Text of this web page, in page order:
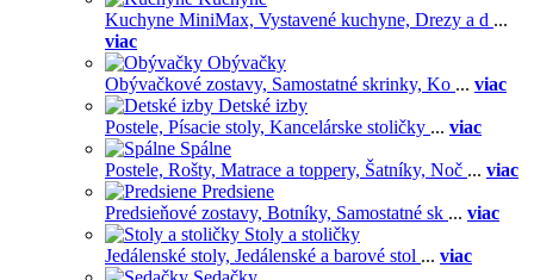
Kuchyne MiniMax, Vystavené kuchyne, Drezy a d ...
viac
Obývačky
Obývačkové zostavy, Samostatné skrinky, Ko ... viac
Detské izby
Postele, Písacie stoly, Kancelárske stoličky ... viac
Spálne
Postele, Rošty, Matrace a toppery, Šatníky, Noč ... viac
Predsiene
Predsieňové zostavy, Botníky, Samostatné sk ... viac
Stoly a stoličky
Jedálenské stoly, Jedálenské a barové stol ... viac